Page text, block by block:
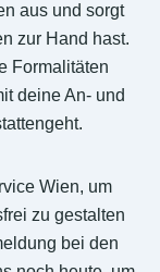
aus und sorgt
zur Hand hast.
Formalitäten
deine An- und
Wien, um
zu gestalten
bei den